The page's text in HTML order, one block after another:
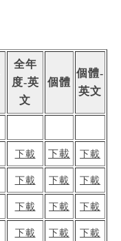
全年
度-英
文
個體
個體-
英文
下載 下載 下載
下載 下載 下載
下載 下載 下載
下載 下載 下載